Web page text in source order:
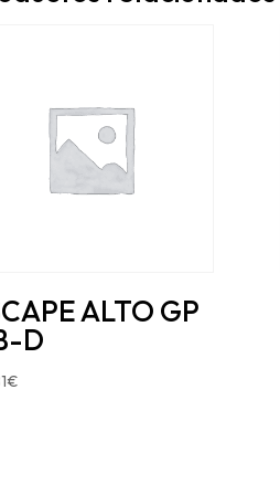
ALTO GP
D
€